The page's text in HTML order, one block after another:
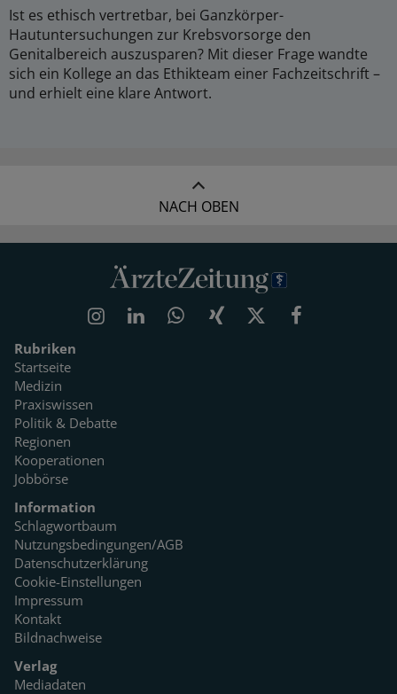
Ist es ethisch vertretbar, bei Ganzkörper-
Hautuntersuchungen zur Krebsvorsorge den
Genitalbereich auszusparen? Mit dieser Frage wandte
sich ein Kollege an das Ethikteam einer Fachzeitschrift –
und erhielt eine klare Antwort.
NACH OBEN
Rubriken
Startseite
Medizin
Praxiswissen
Politik & Debatte
Regionen
Kooperationen
Jobbörse
Information
Schlagwortbaum
Nutzungsbedingungen/AGB
Datenschutzerklärung
Cookie-Einstellungen
Impressum
Kontakt
Bildnachweise
Verlag
Mediadaten